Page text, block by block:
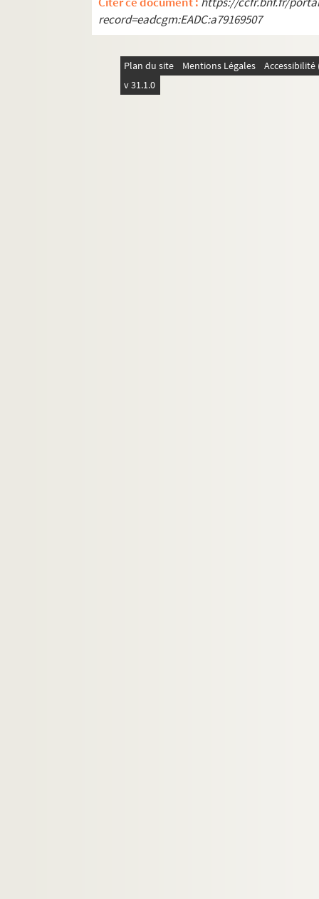
record=eadcgm:EADC:a79169507
Plan du site Mentions Légales
v 31.1.0